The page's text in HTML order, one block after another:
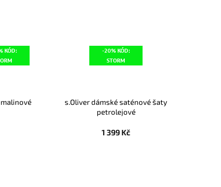
KÓD:
-20% KÓD:
STORM
s.Oliver dámské saténové šaty
petrolejové
1 399 Kč